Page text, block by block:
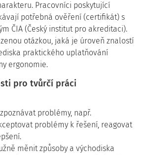
Pracovníci poskytující
potřebná ověření (certifikát) s
ČIA (Český institut pro akreditaci).
otázkou, jaká je úroveň znalostí
praktického uplatňování
ergonomie.
pro tvůrčí práci
problémy, např.
problémy k řešení, reagovat
měnit způsoby a východiska